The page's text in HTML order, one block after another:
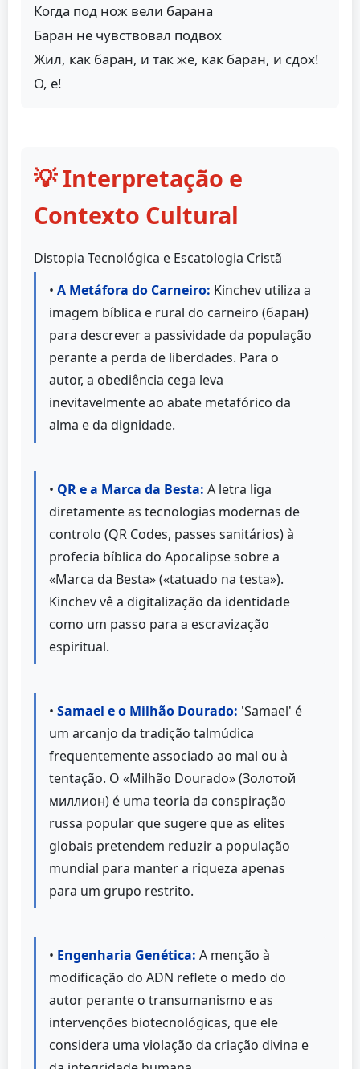
Когда под нож вели барана
Баран не чувствовал подвох
Жил, как баран, и так же, как баран, и сдох!
О, е!
💡 Interpretação e
Contexto Cultural
Distopia Tecnológica e Escatologia Cristã
• A Metáfora do Carneiro: Kinchev utiliza a
imagem bíblica e rural do carneiro (баран)
para descrever a passividade da população
perante a perda de liberdades. Para o
autor, a obediência cega leva
inevitavelmente ao abate metafórico da
alma e da dignidade.
• QR e a Marca da Besta: A letra liga
diretamente as tecnologias modernas de
controlo (QR Codes, passes sanitários) à
profecia bíblica do Apocalipse sobre a
«Marca da Besta» («tatuado na testa»).
Kinchev vê a digitalização da identidade
como um passo para a escravização
espiritual.
• Samael e o Milhão Dourado: 'Samael' é
um arcanjo da tradição talmúdica
frequentemente associado ao mal ou à
tentação. O «Milhão Dourado» (Золотой
миллион) é uma teoria da conspiração
russa popular que sugere que as elites
globais pretendem reduzir a população
mundial para manter a riqueza apenas
para um grupo restrito.
• Engenharia Genética: A menção à
modificação do ADN reflete o medo do
autor perante o transumanismo e as
intervenções biotecnológicas, que ele
considera uma violação da criação divina e